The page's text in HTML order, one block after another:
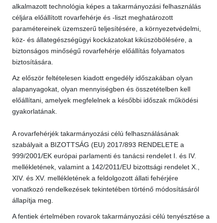
alkalmazott technológia képes a takarmányozási felhasználás
céljára előállított rovarfehérje és -liszt meghatározott
paramétereinek üzemszerű teljesítésére, a környezetvédelmi,
köz- és állategészségügyi kockázatokat kiküszöbölésére, a
biztonságos minőségű rovarfehérje előállítás folyamatos
biztosítására.
Az először feltételesen kiadott engedély időszakában olyan
alapanyagokat, olyan mennyiségben és összetételben kell
előállítani, amelyek megfelelnek a későbbi időszak működési
gyakorlatának.
A rovarfehérjék takarmányozási célú felhasználásának
szabályait a BIZOTTSÁG (EU) 2017/893 RENDELETE a
999/2001/EK európai parlamenti és tanácsi rendelet I. és IV.
mellékletének, valamint a 142/2011/EU bizottsági rendelet X.,
XIV. és XV. mellékletének a feldolgozott állati fehérjére
vonatkozó rendelkezések tekintetében történő módosításáról
állapítja meg.
A fentiek értelmében rovarok takarmányozási célú tenyésztése a